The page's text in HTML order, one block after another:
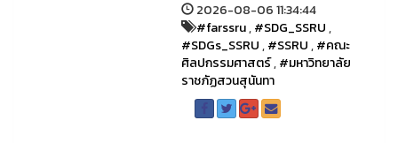
2026-08-06 11:34:44
#farssru,#SDG_SSRU,
#SDGs_SSRU,#SSRU,#คณะ
ศิลปกรรมศาสตร์,#มหาวิทยาลัย
ราชภัฏสวนสุนันทา